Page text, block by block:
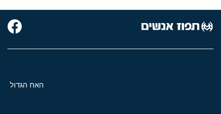
האח הגדול